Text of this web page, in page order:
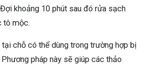
khoảng 10 phút sau đó rửa sạch
tô mộc.
chỗ có thể dùng trong trường hợp bị
pháp này sẽ giúp các thảo